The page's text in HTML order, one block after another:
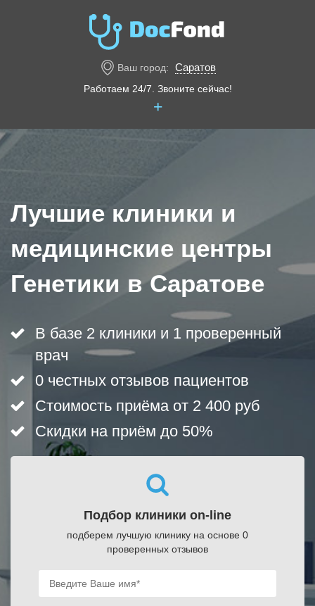
Ваш город: Саратов
Работаем 24/7. Звоните сейчас!
+
Лучшие клиники и
медицинские центры
Генетики в Саратове
В базе 2 клиники и 1 проверенный
врач
0 честных отзывов пациентов
Стоимость приёма от 2 400 руб
Скидки на приём до 50%
Подбор клиники on-line
подберем лучшую клинику на основе 0
проверенных отзывов